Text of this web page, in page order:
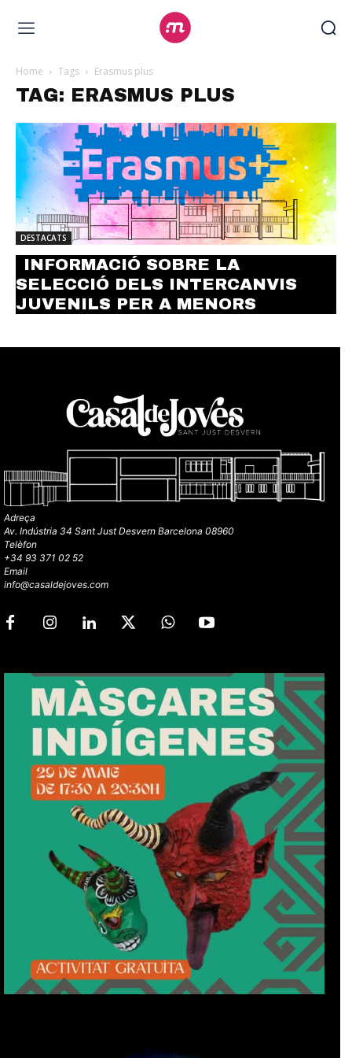
Home Tags Erasmus plus
TAG: ERASMUS PLUS
DESTACATS
INFORMACIÓ SOBRE LA
SELECCIÓ DELS INTERCANVIS
JUVENILS PER A MENORS
Adreça
Av. Indústria 34 Sant Just Desvern Barcelona 08960
Telèfon
+34 93 371 02 52
Email
info@casaldejoves.com